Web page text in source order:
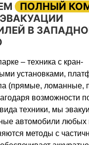
ПОЛНЫЙ
В
– техника с кран-
установками,
(прямые, ломанные,
возможности
техники, мы
автомобили любых
методы с